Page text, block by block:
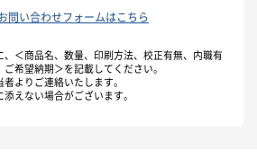
問い合わせフォームはこちら
＜商品名、数量、印刷方法、校正有無、内職有
希望納期＞を記載してください。
よりご連絡いたします。
えない場合がございます。